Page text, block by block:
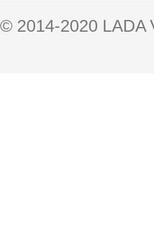
© 2014-2020 LADA